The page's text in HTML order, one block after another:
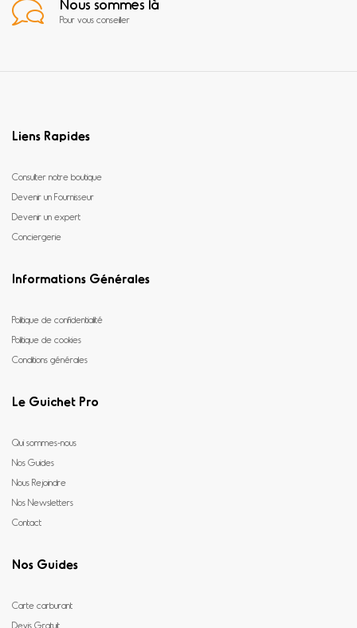
Nous sommes là
Pour vous conseiller
Liens Rapides
Consulter notre boutique
Devenir un Fournisseur
Devenir un expert
Conciergerie
Informations Générales
Politique de confidentialité
Politique de cookies
Conditions générales
Le Guichet Pro
Qui sommes-nous
Nos Guides
Nous Rejoindre
Nos Newsletters
Contact
Nos Guides
Carte carburant
Devis Gratuit